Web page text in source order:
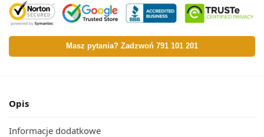
Masz pytania? Zadzwoń 791 101 201
Opis
Informacje dodatkowe